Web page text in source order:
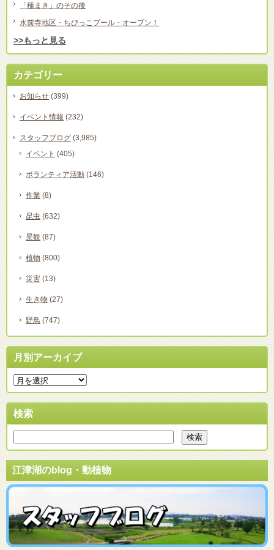
「種まき」のその後
水前寺地区・ちびっこプール・オープン！
>>もっと見る
カテゴリー
お知らせ (399)
イベント情報 (232)
スタッフブログ (3,985)
イベント (405)
ボランティア活動 (146)
作業 (8)
昆虫 (632)
景観 (87)
植物 (800)
災害 (13)
生き物 (27)
野鳥 (747)
月別アーカイブ
検索
江津湖のblog・動植物